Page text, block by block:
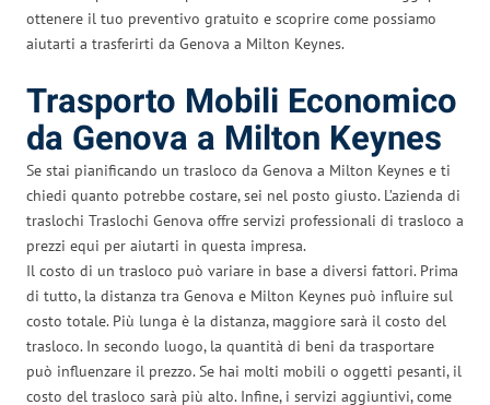
ottenere il tuo preventivo gratuito e scoprire come possiamo
aiutarti a trasferirti da Genova a Milton Keynes.
Trasporto Mobili Economico
da Genova a Milton Keynes
Se stai pianificando un trasloco da Genova a Milton Keynes e ti
chiedi quanto potrebbe costare, sei nel posto giusto. L’azienda di
traslochi Traslochi Genova offre servizi professionali di trasloco a
prezzi equi per aiutarti in questa impresa.
Il costo di un trasloco può variare in base a diversi fattori. Prima
di tutto, la distanza tra Genova e Milton Keynes può influire sul
costo totale. Più lunga è la distanza, maggiore sarà il costo del
trasloco. In secondo luogo, la quantità di beni da trasportare
può influenzare il prezzo. Se hai molti mobili o oggetti pesanti, il
costo del trasloco sarà più alto. Infine, i servizi aggiuntivi, come